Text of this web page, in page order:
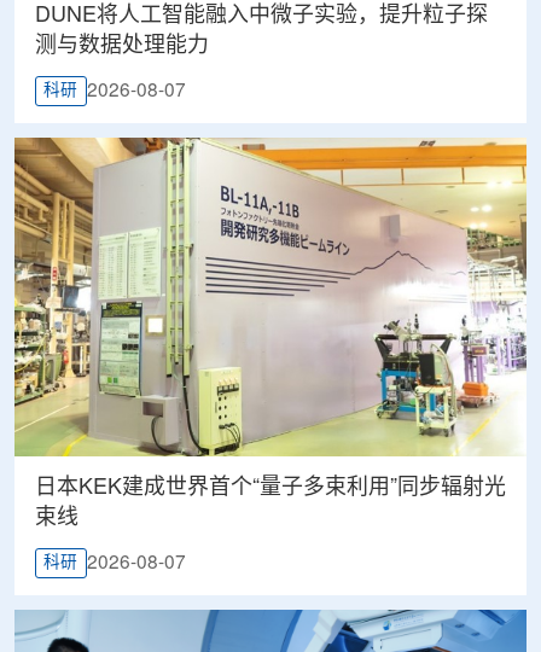
DUNE将人工智能融入中微子实验，提升粒子探
测与数据处理能力
科研 2026-08-07
日本KEK建成世界首个“量子多束利用”同步辐射光
束线
科研 2026-08-07